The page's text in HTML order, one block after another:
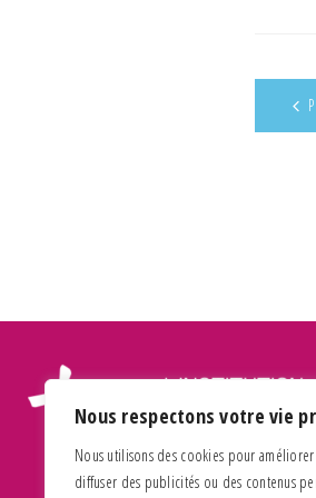
Nous respectons votre vie
Nous utilisons des cookies pour
diffuser des publicités ou des contenus